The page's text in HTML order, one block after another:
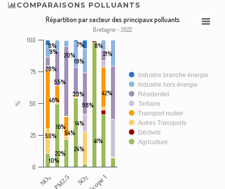
COMPARAISONS POLLUANTS
%
Répartition par secteur des principaux polluants
Bretagne - 2022
7%
9%
8%
20%
19%
8%
21%
28%
55%
33%
42%
14%
46%
16%
24%
10%
50%
22%
54%
98%
41%
Industrie branche énergie
Industrie hors énergie
Résidentiel
Tertiaire
Transport routier
Autres Transports
Déchets
Agriculture
NO
x PM2,5 SO
2
0
25
50
75
100